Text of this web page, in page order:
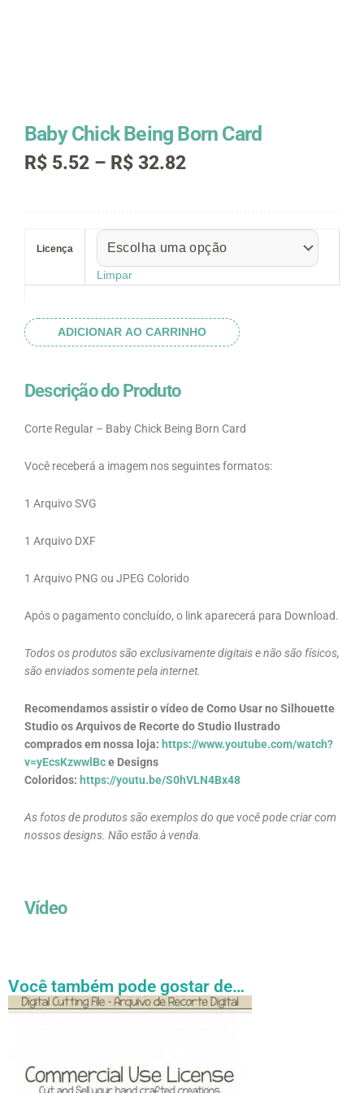
Baby Chick Being Born Card
R$ 5.52 – R$ 32.82Faixa
através
R$ 32.82
Licença
Limpar
Being
ADICIONAR AO CARRINHO
Descrição do Produto
Corte Regular – Baby Chick Being Born Card
Você receberá a imagem nos seguintes formatos:
1 Arquivo SVG
1 Arquivo DXF
1 Arquivo PNG ou JPEG Colorido
Após o pagamento concluído, o link aparecerá para Download.
Todos os produtos são exclusivamente digitais e não são físicos,
são enviados somente pela internet.
Recomendamos assistir o vídeo de Como Usar no Silhouette
Studio os Arquivos de Recorte do Studio Ilustrado
comprados em nossa loja: https://www.youtube.com/watch?
v=yEcsKzwwlBce Designs
Coloridos: https://youtu.be/S0hVLN4Bx48
As fotos de produtos são exemplos do que você pode criar com
nossos designs. Não estão à venda.
Vídeo
Você também pode gostar de…
Faixa
de
R$ 54.89
Este
variantes.